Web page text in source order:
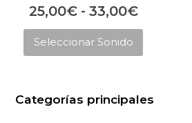
25,00€ - 33,00€Rango
de
precios:
25,00€
Seleccionar Sonido
Este
variantes.
Categorías principales